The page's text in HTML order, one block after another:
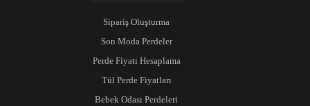
Sipariş Oluşturma
Son Moda Perdeler
Perde Fiyatı Hesaplama
Tül Perde Fiyatları
Bebek Odası Perdeleri